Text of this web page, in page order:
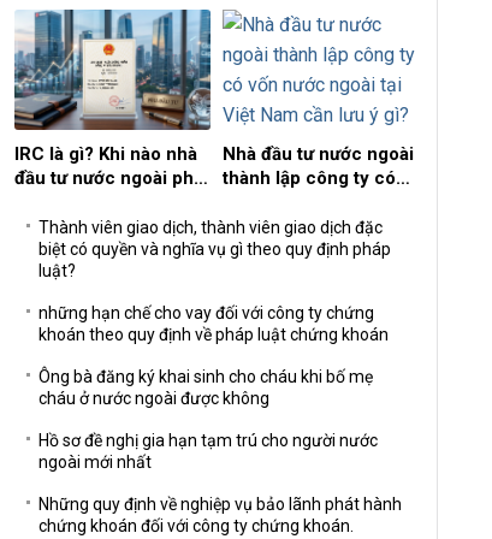
IRC là gì? Khi nào nhà
đầu tư nước ngoài phải
đăng ký đầu tư?
Nhà đầu tư nước ngoài
thành lập công ty có
Nam cần lưu ý gì?
Thành viên giao dịch, thành viên giao dịch đặc
biệt có quyền và nghĩa vụ gì theo quy định pháp
luật?
những hạn chế cho vay đối với công ty chứng
khoán theo quy định về pháp luật chứng khoán
Ông bà đăng ký khai sinh cho cháu khi bố mẹ
cháu ở nước ngoài được không
Hồ sơ đề nghị gia hạn tạm trú cho người nước
ngoài mới nhất
Những quy định về nghiệp vụ bảo lãnh phát hành
chứng khoán đối với công ty chứng khoán.